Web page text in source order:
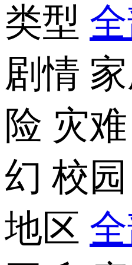
类型
剧情
险 灾难
幻 校园
地区